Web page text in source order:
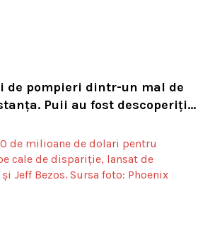
de pompieri dintr-un mal de
Puii au fost descoperiți